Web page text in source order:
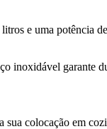
e uma potência
inoxidável garante
colocação em